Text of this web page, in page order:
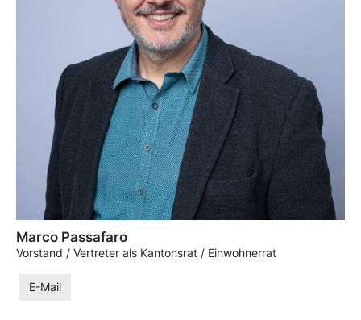
Marco Passafaro
Vorstand / Vertreter als Kantonsrat / Einwohnerrat
E-Mail